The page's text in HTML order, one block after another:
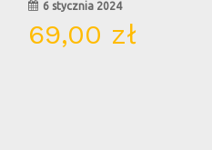
6 stycznia 2024
69,00 zł